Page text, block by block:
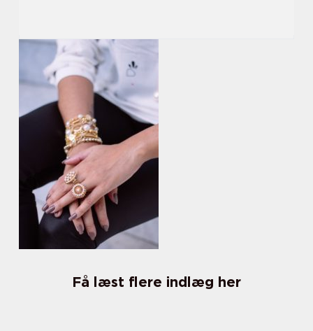
Få læst flere indlæg her